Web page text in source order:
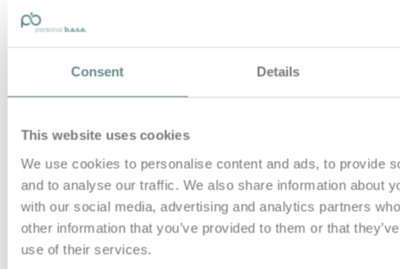
Consent Details
This website uses cookies
We use cookies to personalise content and ads, to provide
and to analyse our traffic. We also share information about
with our social media, advertising and analytics partners
other information that you’ve provided to them or that
use of their services.
wahrgenommen werden kann, ist
schriftlich (dh. per Mail) bekannt
zu geben. Bleibt die Meldung aus
von 72 Stunden vor dem Termin,
wird der volle Betrag in
Rechnung gestellt. Zusätzlich
werden die Reisekosten mangels
Stornomöglichkeit weiter
verrechnet.
5. Warenverkauf durch
personal b.a.s.e. Consulting e.U.